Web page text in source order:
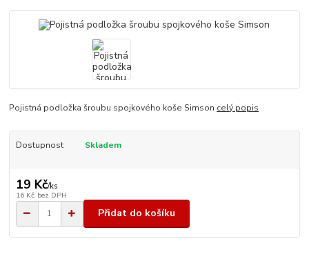
Pojistná podložka šroubu spojkového koše Simson celý popis
Dostupnost Skladem
19 Kč/ks
16 Kč bez DPH
Přidat do košíku